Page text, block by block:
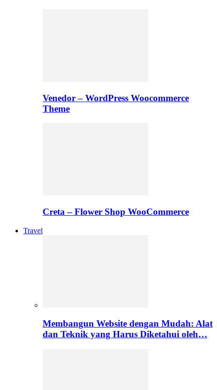
Venedor – WordPress Woocommerce
Theme
Creta – Flower Shop WooCommerce
Travel
Membangun Website dengan Mudah: Alat
dan Teknik yang Harus Diketahui oleh…